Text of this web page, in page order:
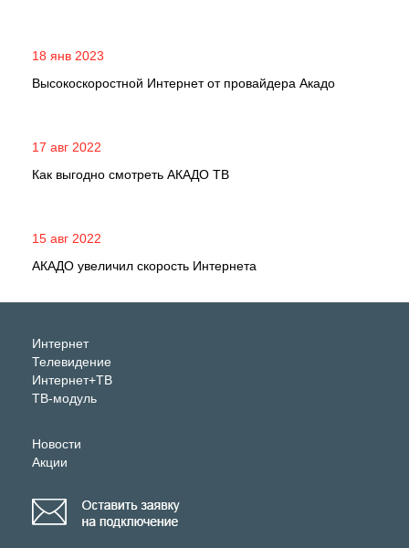
18 янв 2023
Высокоскоростной Интернет от провайдера Акадо
17 авг 2022
Как выгодно смотреть АКАДО ТВ
15 авг 2022
АКАДО увеличил скорость Интернета
Интернет
Телевидение
Интернет+ТВ
ТВ-модуль
Новости
Акции